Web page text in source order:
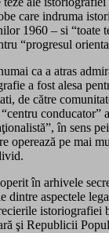
care indruma
1960 – si
“progresul
ca a atras
a fost alesa
de către
în sens
operează pe mai
în arhivele
aspectele
şi Republicii